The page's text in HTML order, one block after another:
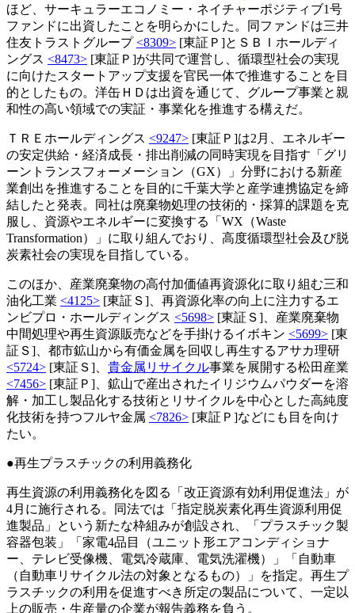
ほど、サーキュラーエコノミー・ネイチャーポジティブ1号
ファンドに出資したことを明らかにした。同ファンドは三井
住友トラストグループ<8309> [東証Ｐ]とＳＢＩホールディ
ングス <8473> [東証Ｐ]が共同で運営し、循環型社会の実現
に向けたスタートアップ支援を官民一体で推進することを目
的としたもの。洋缶ＨＤは出資を通じて、グループ事業と親
和性の高い領域での実証・事業化を推進する構えだ。
ＴＲＥホールディングス <9247> [東証Ｐ]は2月、エネルギー
の安定供給・経済成長・排出削減の同時実現を目指す「グリ
ーントランスフォーメーション（GX）」分野における新産
業創出を推進することを目的に千葉大学と産学連携協定を締
結したと発表。同社は廃棄物処理の技術的・採算的課題を克
服し、資源やエネルギーに変換する「WX（Waste
Transformation）」に取り組んでおり、高度循環型社会及び脱
炭素社会の実現を目指している。
このほか、産業廃棄物の高付加価値再資源化に取り組む三和
油化工業 <4125> [東証Ｓ]、再資源化率の向上に注力するエ
ンビプロ・ホールディングス <5698> [東証Ｓ]、産業廃棄物
中間処理や再生資源販売などを手掛けるイボキン <5699> [東
証Ｓ]、都市鉱山から有価金属を回収し再生するアサカ理研
<5724> [東証Ｓ]、 貴金属リサイクル事業を展開する松田産業
<7456> [東証Ｐ]、鉱山で産出されたイリジウムパウダーを溶
解・加工し製品化する技術とリサイクルを中心とした高純度
化技術を持つフルヤ金属 <7826> [東証Ｐ]などにも目を向け
たい。
●再生プラスチックの利用義務化
再生資源の利用義務化を図る「改正資源有効利用促進法」が
4月に施行される。同法では「指定脱炭素化再生資源利用促
進製品」という新たな枠組みが創設され、「プラスチック製
容器包装」「家電4品目（ユニット形エアコンディショナ
ー、テレビ受像機、電気冷蔵庫、電気洗濯機）」「自動車
（自動車リサイクル法の対象となるもの）」を指定。再生プ
ラスチックの利用を促進すべき所定の製品について、一定以
上の販売・生産量の企業が報告義務を負う。